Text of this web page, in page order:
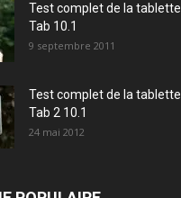
Test complet de la
Tab 10.1
9 septembre 2011
Test complet de la
Tab 2 10.1
24 mai 2012